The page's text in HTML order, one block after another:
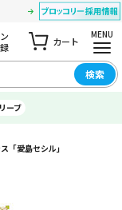
カート
MENU
検索
ーブ
「愛島セシル」